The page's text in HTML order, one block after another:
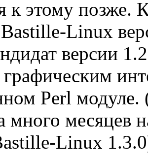
к этому позже.
Linux
версии
Perl модуле.
много месяцев
Linux